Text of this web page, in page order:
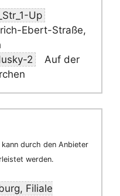
Up
Ebert-Straße,
2
Auf der
durch den Anbieter
werden.
Filiale